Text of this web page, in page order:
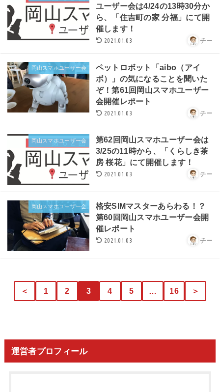
ユーザー会は4/24の13時30分か
ら、「住吉町の家 分福」にて開
催します！
2021.01.03 チー
岡山スマホユーザー会
ペットロボット「aibo（アイ
ボ）」の気になることを聞いた
ぞ！第61回岡山スマホユーザー
会開催レポート
2021.01.03 チー
岡山スマホユーザー会
第62回岡山スマホユーザー会は
3/25の11時から、「くらしき茶
房 桜花」にて開催します！
2021.01.03 チー
岡山スマホユーザー会
格安SIMマスターあらわる！？
第60回岡山スマホユーザー会開
催レポート
2021.01.03 チー
＜ 1 2 3 4 5 … 16 ＞
運営者プロフィール